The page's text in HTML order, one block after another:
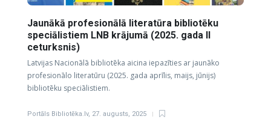
Jaunākā profesionālā literatūra bibliotēku
speciālistiem LNB krājumā (2025. gada II
ceturksnis)
Latvijas Nacionālā bibliotēka aicina iepazīties ar jaunāko
profesionālo literatūru (2025. gada aprīlis, maijs, jūnijs)
bibliotēku speciālistiem.
Portāls Bibliotēka.lv, 27. augusts, 2025